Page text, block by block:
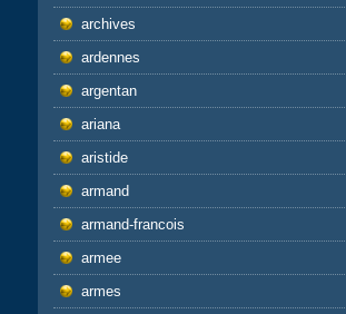
archives
ardennes
argentan
ariana
aristide
armand
armand-francois
armee
armes